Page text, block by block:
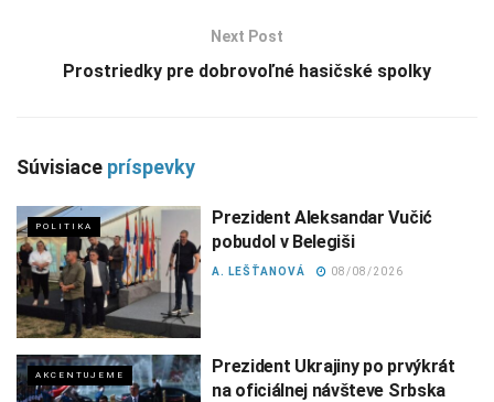
Next Post
Prostriedky pre dobrovoľné hasičské spolky
Súvisiace príspevky
POLITIKA
Prezident Aleksandar Vučić
pobudol v Belegiši
A. LEŠŤANOVÁ 08/08/2026
AKCENTUJEME
Prezident Ukrajiny po prvýkrát
na oficiálnej návšteve Srbska